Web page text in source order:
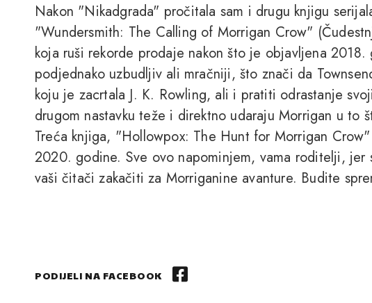
Nakon "Nikadgrada" pročitala sam i drugu knjigu
"Wundersmith: The Calling of Morrigan Crow"
koja ruši rekorde prodaje nakon što je objavljena
podjednako uzbudljiv ali mračniji, što znači da
koju je zacrtala J. K. Rowling, ali i pratiti odrastanje
drugom nastavku teže i direktno udaraju Morrigan u to
Treća knjiga, "Hollowpox: The Hunt for Morrigan
2020. godine. Sve ovo napominjem, vama roditelji, jer
vaši čitači zakačiti za Morriganine avanture. Budite
PODIJELI NA FACEBOOK